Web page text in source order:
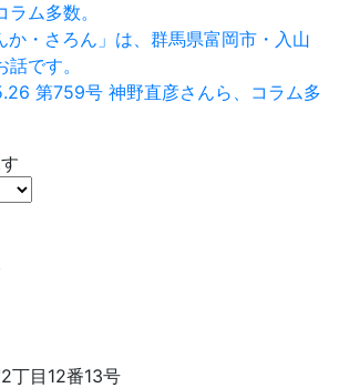
ム多数。
か・さろん」は、群馬県富岡市・入山
です。
第759号 神野直彦さんら、コラム多
丁目12番13号